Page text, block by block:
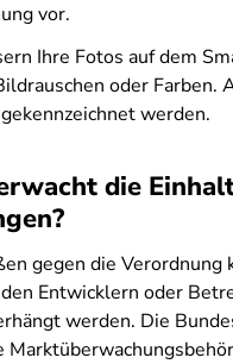
vor.
Ihre Fotos auf dem
oder Farben.
werden.
die
gegen die Verordnung
Entwicklern oder
werden. Die